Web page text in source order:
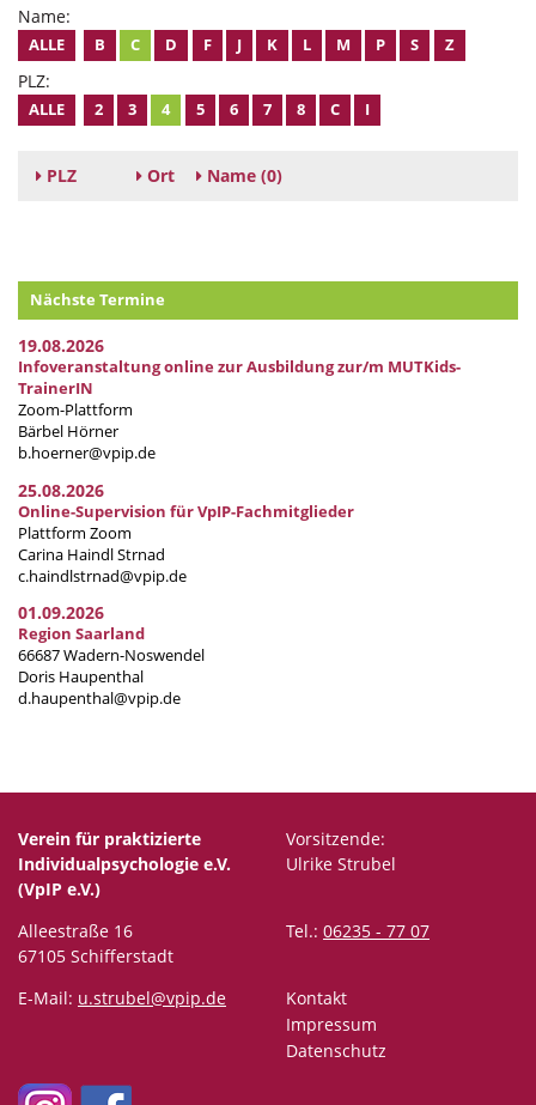
Name:
ALLE B C D F J K L M P S Z
PLZ:
ALLE 2 3 4 5 6 7 8 C I
PLZ Ort Name (0)
Nächste Termine
19.08.2026
Infoveranstaltung online zur Ausbildung zur/m MUTKids-
TrainerIN
Zoom-Plattform
Bärbel Hörner
b.hoerner@vpip.de
25.08.2026
Online-Supervision für VpIP-Fachmitglieder
Plattform Zoom
Carina Haindl Strnad
c.haindlstrnad@vpip.de
01.09.2026
Region Saarland
66687 Wadern-Noswendel
Doris Haupenthal
d.haupenthal@vpip.de
Verein für praktizierte
Individualpsychologie e.V.
(VpIP e.V.)
Vorsitzende:
Ulrike Strubel
Alleestraße 16
67105 Schifferstadt
Tel.: 06235 - 77 07
E-Mail: u.strubel@vpip.de
Kontakt
Impressum
Datenschutz